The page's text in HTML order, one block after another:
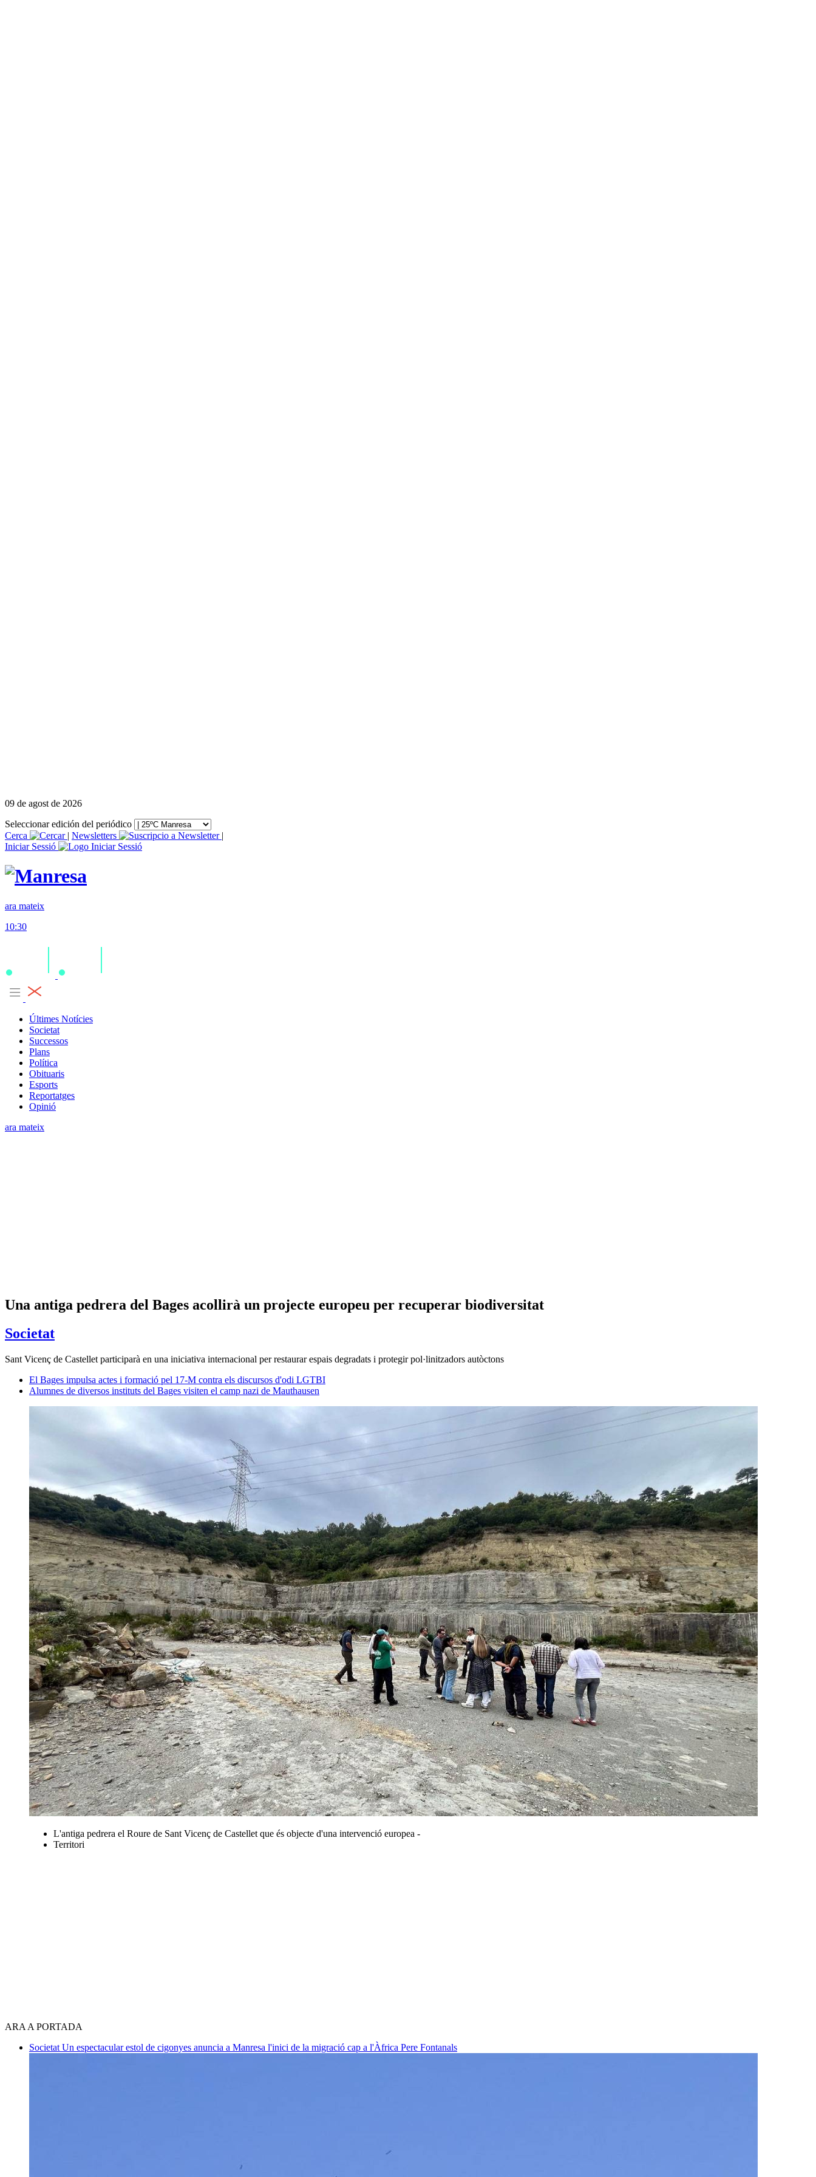
09 de agost de 2026
Seleccionar edición del periódico
Cerca
| Newsletters
|
Iniciar Sessió
ara mateix
10:30
Últimes Notícies
Societat
Successos
Plans
Política
Obituaris
Esports
Reportatges
Opinió
ara mateix
Una antiga pedrera del Bages acollirà un projecte europeu per recuperar biodiversitat
Societat
Sant Vicenç de Castellet participarà en una iniciativa internacional per restaurar espais degradats i protegir pol·linitzadors autòctons
El Bages impulsa actes i formació pel 17-M contra els discursos d'odi LGTBI
Alumnes de diversos instituts del Bages visiten el camp nazi de Mauthausen
L'antiga pedrera el Roure de Sant Vicenç de Castellet que és objecte d'una intervenció europea -
Territori
ARA A PORTADA
Societat Un espectacular estol de cigonyes anuncia a Manresa l'inici de la migració cap a l'Àfrica Pere Fontanals